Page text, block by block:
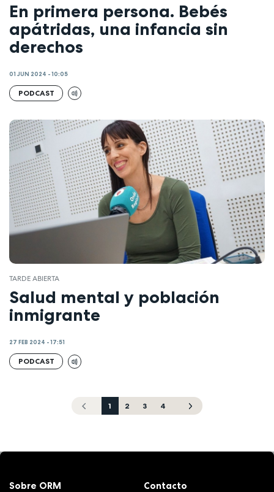
En primera persona. Bebés
apátridas, una infancia sin
derechos
01 JUN 2024 - 10:05
PODCAST
TARDE ABIERTA
Salud mental y población
inmigrante
27 FEB 2024 - 17:51
PODCAST
1 2 3 4
Sobre ORM Contacto